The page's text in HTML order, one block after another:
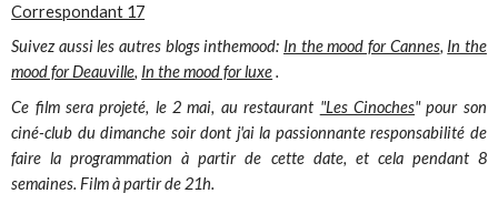
Correspondant 17
Suivez aussi les autres blogs inthemood: In the mood for Cannes, In the
mood for Deauville, In the mood for luxe.
Ce film sera projeté, le 2 mai, au restaurant "Les Cinoches" pour son
ciné-club du dimanche soir dont j'ai la passionnante responsabilité de
faire la programmation à partir de cette date, et cela pendant 8
semaines. Film à partir de 21h.